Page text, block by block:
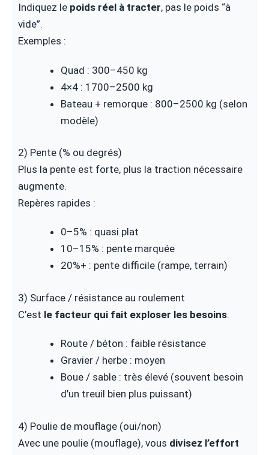
Indiquez le poids réel à tracter, pas le poids “à
vide”.
Exemples :
Quad : 300–450 kg
4×4 : 1700–2500 kg
Bateau + remorque : 800–2500 kg (selon
modèle)
2) Pente (% ou degrés)
Plus la pente est forte, plus la traction nécessaire
augmente.
Repères rapides :
0–5% : quasi plat
10–15% : pente marquée
20%+ : pente difficile (rampe, terrain)
3) Surface / résistance au roulement
C’est le facteur qui fait exploser les besoins.
Route / béton : faible résistance
Gravier / herbe : moyen
Boue / sable : très élevé (souvent besoin
d’un treuil bien plus puissant)
4) Poulie de mouflage (oui/non)
Avec une poulie (mouflage), vous divisez l’effort